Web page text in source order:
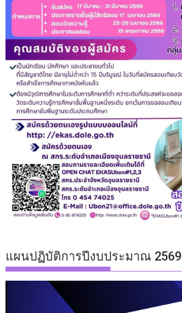
แผนปฏิบัติการปีงบประมาณ 2569